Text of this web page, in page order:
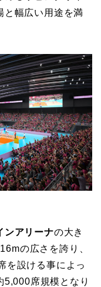
と幅広い用途を満
ンアリーナの大き
の広さを誇り、
を設ける事によっ
5,000席規模となり